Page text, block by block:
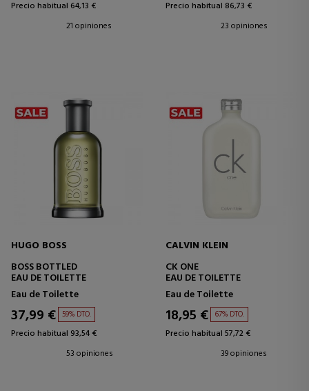
Precio habitual 64,13 €
21 opiniones
Precio habitual 86,73 €
23 opiniones
HUGO BOSS
BOSS BOTTLED
EAU DE TOILETTE
Eau de Toilette
37,99 € 59% DTO.
Precio habitual 93,54 €
53 opiniones
CALVIN KLEIN
CK ONE
EAU DE TOILETTE
Eau de Toilette
18,95 € 67% DTO.
Precio habitual 57,72 €
39 opiniones